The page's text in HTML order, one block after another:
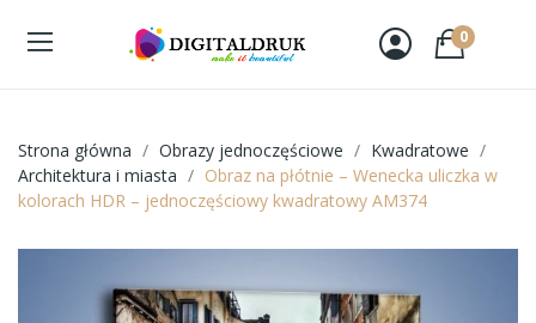
0
Strona główna Obrazy jednoczęściowe
Kwadratowe
Architektura i miasta
Obraz na płótnie – Wenecka uliczka w
kolorach HDR – jednoczęściowy kwadratowy AM374